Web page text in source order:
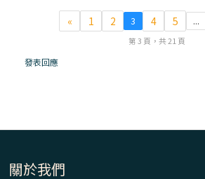
(3)黃敏正主教帶你做【
念」，吃苦如吃補
« 1 2 3 4 5 ...
第 3 頁，共 21 頁
發表回應
關於我們